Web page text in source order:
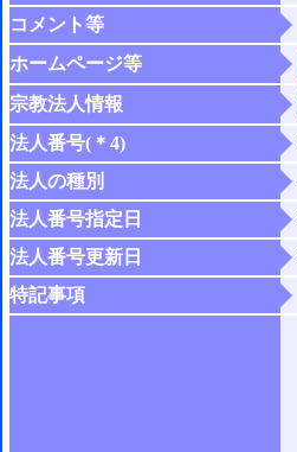
コメント等
ホームページ等
宗教法人情報
法人番号(＊4)
法人の種別
法人番号指定日
法人番号更新日
特記事項